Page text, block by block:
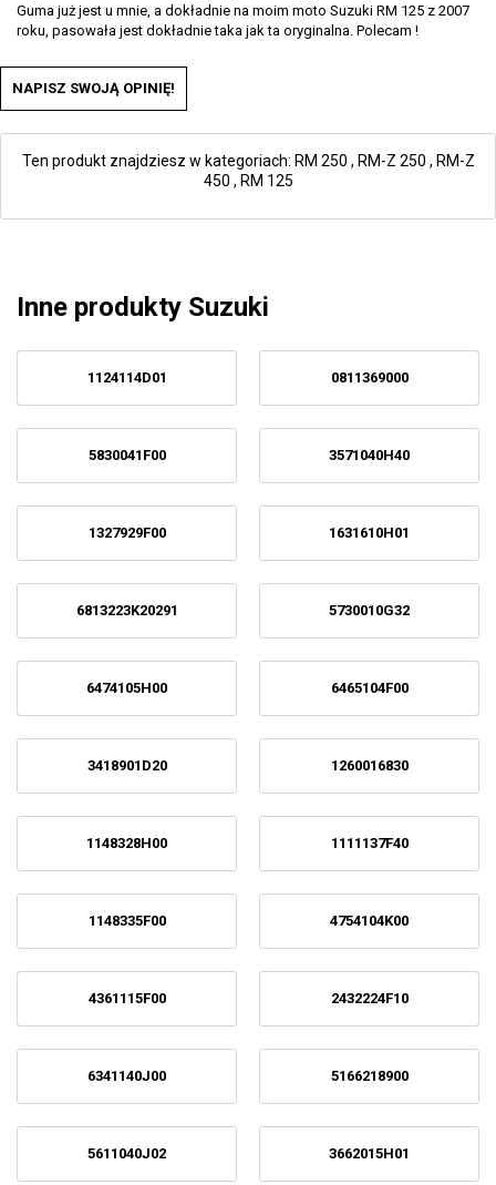
Guma już jest u mnie, a dokładnie na moim moto Suzuki RM 125 z 2007
roku, pasowała jest dokładnie taka jak ta oryginalna. Polecam !
NAPISZ SWOJĄ OPINIĘ!
Ten produkt znajdziesz w kategoriach: RM 250 , RM-Z 250 , RM-Z
450 , RM 125
Inne produkty Suzuki
1124114D01 0811369000
5830041F00 3571040H40
1327929F00 1631610H01
6813223K20291 5730010G32
6474105H00 6465104F00
3418901D20 1260016830
1148328H00 1111137F40
1148335F00 4754104K00
4361115F00 2432224F10
6341140J00 5166218900
5611040J02 3662015H01